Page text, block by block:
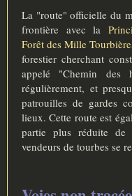
La "route" officielle du
frontière avec la
Forêt des Mille
forestier cherchant
appelé "Chemin des
régulièrement, et
patrouilles de gardes
lieux. Cette route est
partie plus réduite de
vendeurs de tourbes se